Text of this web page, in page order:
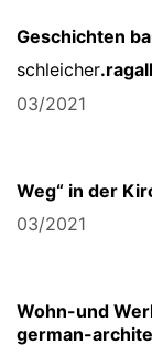
Geschichten
schleicher
03/2021
Weg“ in der
03/2021
Wohn-und
german-